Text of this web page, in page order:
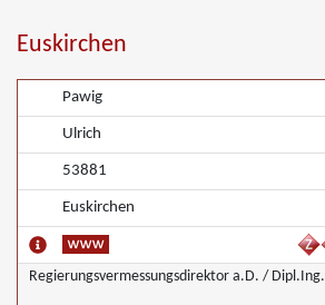
Euskirchen
Pawig
Ulrich
53881
Euskirchen
Regierungsvermessungsdirektor a.D. / Dipl.Ing.